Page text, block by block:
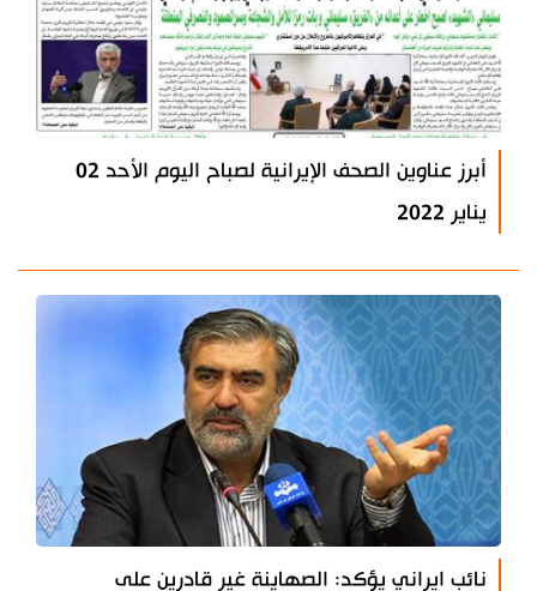
أبرز عناوين الصحف الإيرانية لصباح اليوم الأحد 02
يناير 2022
نائب ايراني يؤكد: الصهاينة غير قادرين على